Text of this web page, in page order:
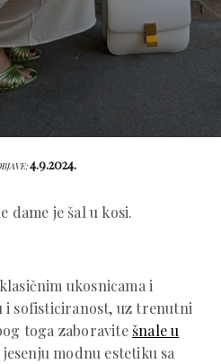
4.9.2024.
dame je šal u kosi.
ukosnicama i
i sofisticiranost, uz trenutni
toga zaboravite šnale u
modnu estetiku sa